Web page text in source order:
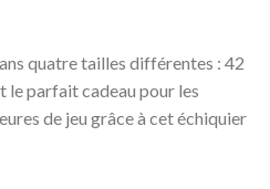
quatre tailles différentes : 42
le parfait cadeau pour les
de jeu grâce à cet échiquier